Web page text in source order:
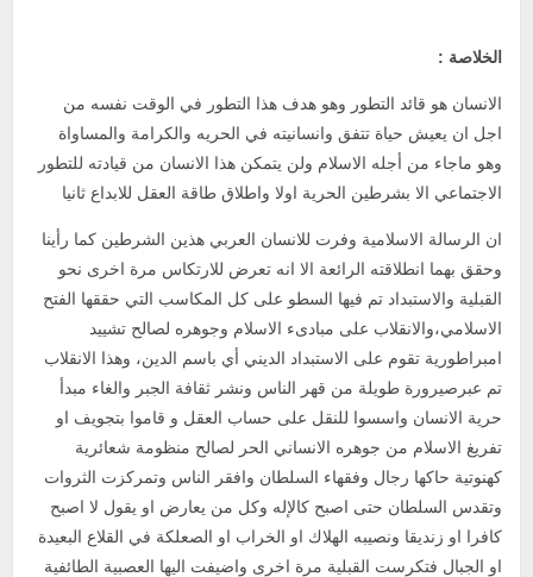
الخلاصة :
الانسان هو قائد التطور وهو هدف هذا التطور في الوقت نفسه من
اجل ان يعيش حياة تتفق وانسانيته في الحريه والكرامة والمساواة
وهو ماجاء من أجله الاسلام ولن يتمكن هذا الانسان من قيادته للتطور
الاجتماعي الا بشرطين الحرية اولا واطلاق طاقة العقل للابداع ثانيا
ان الرسالة الاسلامية وفرت للانسان العربي هذين الشرطين كما رأينا
وحقق بهما انطلاقته الرائعة الا انه تعرض للارتكاس مرة اخرى نحو
القبلية والاستبداد تم فيها السطو على كل المكاسب التي حققها الفتح
الاسلامي،والانقلاب على مبادىء الاسلام وجوهره لصالح تشييد
امبراطورية تقوم على الاستبداد الديني أي باسم الدين، وهذا الانقلاب
تم عبرصيرورة طويلة من قهر الناس ونشر ثقافة الجبر والغاء مبدأ
حرية الانسان واسسوا للنقل على حساب العقل و قاموا بتجويف او
تفريغ الاسلام من جوهره الانساني الحر لصالح منظومة شعائرية
كهنوتية حاكها رجال وفقهاء السلطان وافقر الناس وتمركزت الثروات
وتقدس السلطان حتى اصبح كالإله وكل من يعارض او يقول لا اصبح
كافرا او زنديقا ونصيبه الهلاك او الخراب او الصعلكة في القلاع البعيدة
او الجبال فتكرست القبلية مرة اخرى واضيفت اليها العصبية الطائفية